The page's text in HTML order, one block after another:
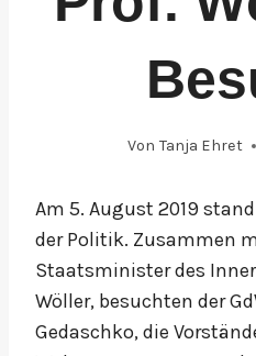
Von Tanja Ehret
Am 5. August 2019
der Politik. Zusammen
Staatsminister des
Wöller, besuchten der
Gedaschko, die